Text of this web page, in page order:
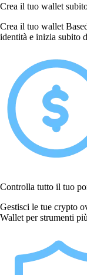
Crea il tuo wallet
Crea il tuo wallet
identità e inizia subito
Controlla tutto il tuo
Gestisci le tue crypto
Wallet per strumenti